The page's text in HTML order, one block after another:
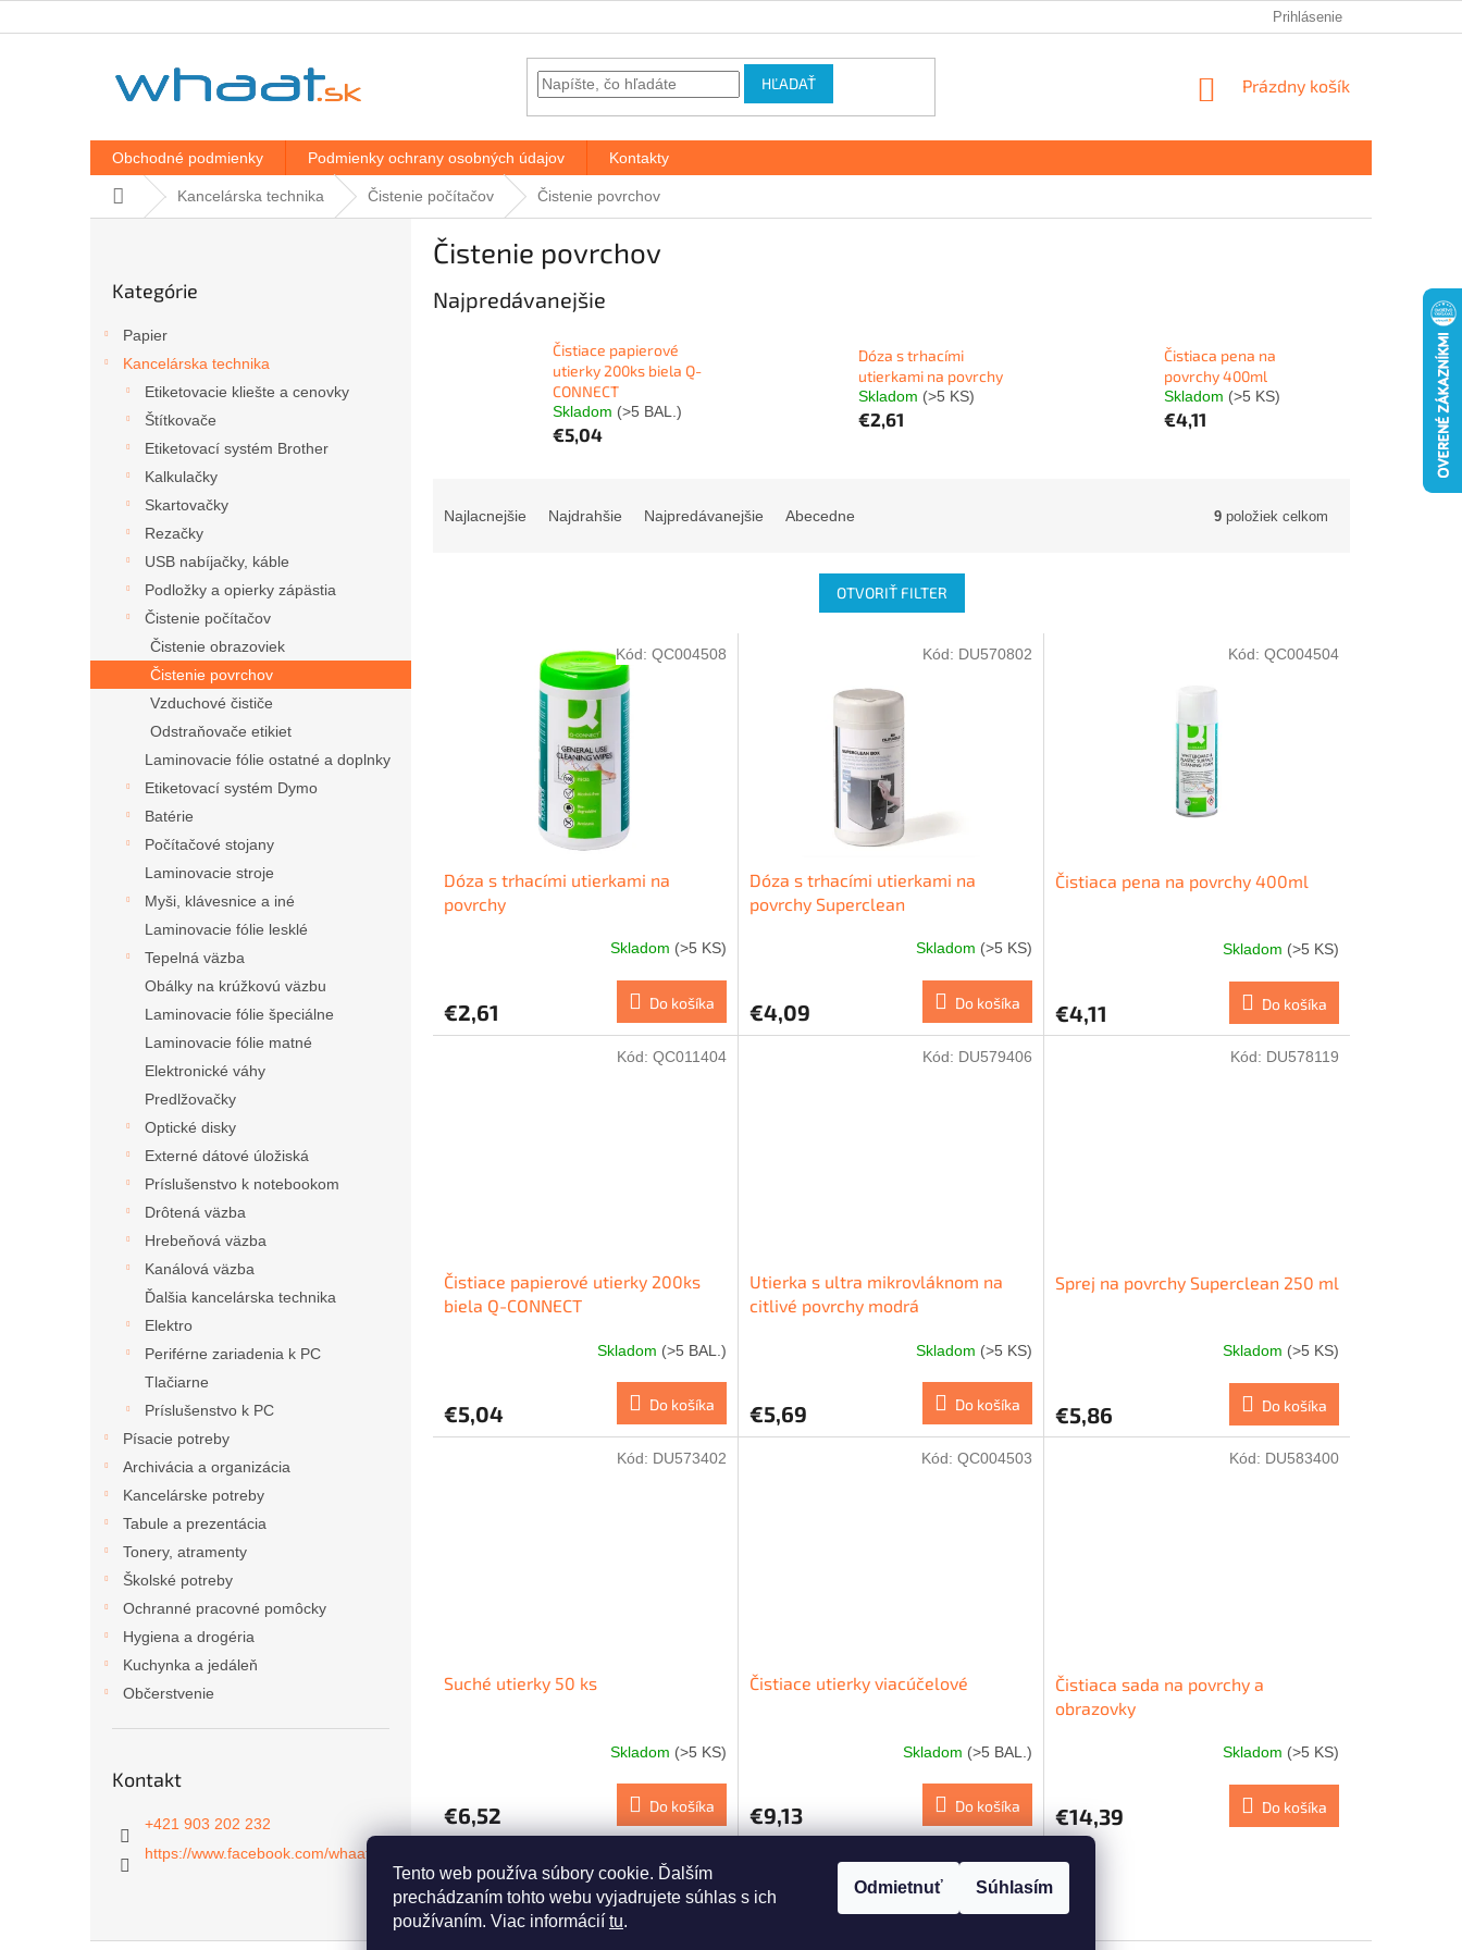
Tento web používa súbory cookie. Ďalším
prechádzaním tohto webu vyjadrujete súhlas s ich
používaním. Viac informácií tu.
Odmietnuť Súhlasím
na
Prihlásenie
HĽADAŤ
NÁKUPNÝ
Prázdny košík
Obchodné podmienky Podmienky ochrany osobných údajov Kontakty
DomovKancelárska technika Čistenie počítačov Čistenie povrchov
kategórie
Kategórie
Papier
Kancelárska technika
Etiketovacie kliešte a cenovky
Štítkovače
Etiketovací systém Brother
Kalkulačky
Skartovačky
Rezačky
USB nabíjačky, káble
Podložky a opierky zápästia
Čistenie počítačov
Čistenie obrazoviek
Čistenie povrchov
Vzduchové čističe
Odstraňovače etikiet
Laminovacie fólie ostatné a doplnky
Etiketovací systém Dymo
Batérie
Počítačové stojany
Laminovacie stroje
Myši, klávesnice a iné
Laminovacie fólie lesklé
Tepelná väzba
Obálky na krúžkovú väzbu
Laminovacie fólie špeciálne
Laminovacie fólie matné
Elektronické váhy
Predlžovačky
Optické disky
Externé dátové úložiská
Príslušenstvo k notebookom
Drôtená väzba
Hrebeňová väzba
Kanálová väzba
Ďalšia kancelárska technika
Elektro
Periférne zariadenia k PC
Tlačiarne
Príslušenstvo k PC
Písacie potreby
Archivácia a organizácia
Kancelárske potreby
Tabule a prezentácia
Tonery, atramenty
Školské potreby
Ochranné pracovné pomôcky
Hygiena a drogéria
Kuchynka a jedáleň
Občerstvenie
Kontakt
+421 903 202 232
https://www.facebook.com/whaat.sk
Čistenie povrchov
Najpredávanejšie
Čistiace papierové
utierky 200ks biela Q-
CONNECT
Skladom (>5 BAL.)
€5,04
Dóza s trhacími
utierkami na povrchy
Skladom (>5 KS)
€2,61
Čistiaca pena na
povrchy 400ml
Skladom (>5 KS)
€4,11
Najlacnejšie Najdrahšie Najpredávanejšie Abecedne 9 položiek celkom
OTVORIŤ FILTER
Dóza s trhacími utierkami na
povrchy
Skladom (>5 KS)
€2,61 Do košíka
Kód: QC004508
Dóza s trhacími utierkami na
povrchy Superclean
Skladom (>5 KS)
€4,09 Do košíka
Kód: DU570802
Čistiaca pena na povrchy 400ml
Skladom (>5 KS)
€4,11 Do košíka
Kód: QC004504
Čistiace papierové utierky 200ks
biela Q-CONNECT
Skladom (>5 BAL.)
€5,04 Do košíka
Kód: QC011404
Utierka s ultra mikrovláknom na
citlivé povrchy modrá
Skladom (>5 KS)
€5,69 Do košíka
Kód: DU579406
Sprej na povrchy Superclean 250 ml
Skladom (>5 KS)
€5,86 Do košíka
Kód: DU578119
Suché utierky 50 ks
Skladom (>5 KS)
€6,52 Do košíka
Kód: DU573402
Čistiace utierky viacúčelové
Skladom (>5 BAL.)
€9,13 Do košíka
Kód: QC004503
Čistiaca sada na povrchy a
obrazovky
Skladom (>5 KS)
€14,39 Do košíka
Kód: DU583400
O
v
l